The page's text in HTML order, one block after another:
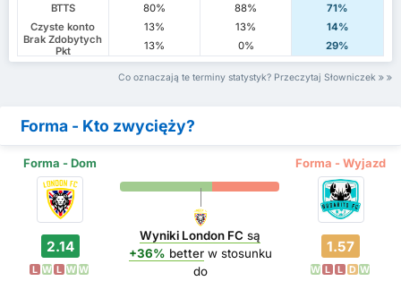
BTTS
80% 88%
71%
Czyste konto
13% 13%
14%
Brak Zdobytych
Pkt
13% 0% 29%
Co oznaczają te terminy statystyk? Przeczytaj Słowniczek
Forma - Kto zwycięży?
Forma - Dom Forma - Wyjazd
2.14
L W L W W
Wyniki London FC są
+36% betterw stosunku
do
1.57
W L L D W